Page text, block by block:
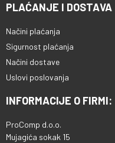
PLAĆANJE I DOSTAVA
Načini plaćanja
Sigurnost plaćanja
Načini dostave
Uslovi poslovanja
INFORMACIJE O FIRMI:
ProComp d.o.o.
Mujagića sokak 15